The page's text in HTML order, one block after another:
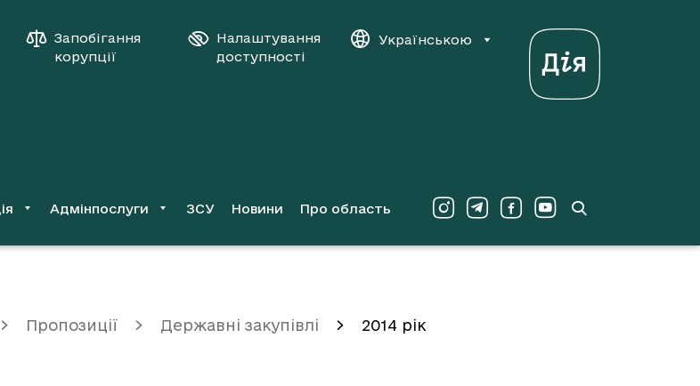
Запобігання
корупції
Налаштування
доступності
Українською
Адмінпослуги ЗСУ Новини Про область
Пропозиції Державні закупівлі 2014 рік